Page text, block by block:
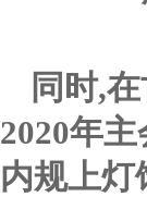
同时,
2020年
内规上灯